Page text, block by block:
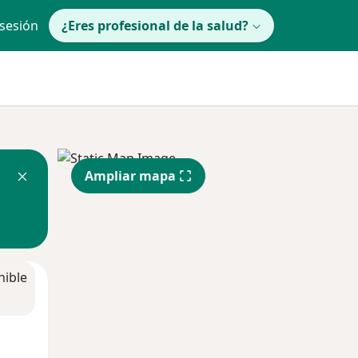
¿Eres profesional de la salud?
Ampliar mapa